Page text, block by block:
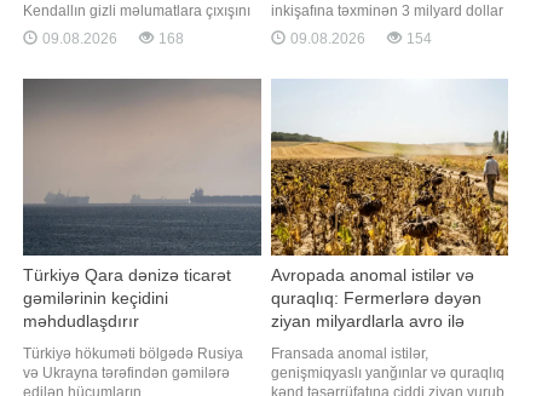
Kendallın gizli məlumatlara çıxışını
və məxfi xarakterli vəzifələr tutmaq
imkanını məhdudlaşdırıb. "Report"
üzrə köməkçisi Şon Parnell X sosial
09.08.2026 168
inkişafına təxminən 3 milyard dollar
investisiya yatıracaq. "Report" xəbər
verir ki, bu barədə ABŞ prezidenti
rəhbərləri ilə görüşdə çıxışı zamanı
bildirib
09.08.2026 154
Türkiyə Qara dənizə ticarət
gəmilərinin keçidini
məhdudlaşdırır
Türkiyə hökuməti bölgədə Rusiya
və Ukrayna tərəfindən gəmilərə
edilən hücumların
Avropada anomal istilər və
quraqlıq: Fermerlərə dəyən
ziyan milyardlarla avro ilə
ölçülür
Fransada anomal istilər,
genişmiqyaslı yanğınlar və quraqlıq
kənd təsərrüfatına ciddi ziyan vurub,